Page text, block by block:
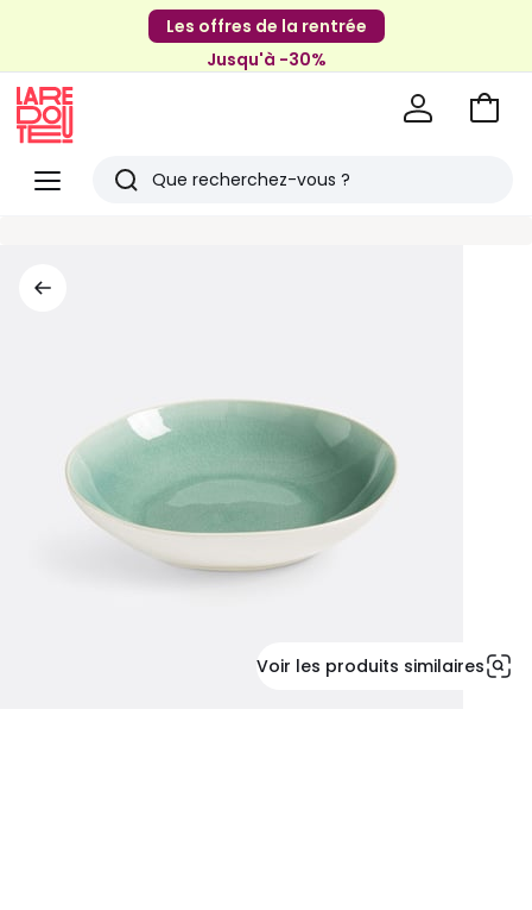
Les offres de la rentrée
Jusqu'à -30%
Menu
Redoute
Rechercher
Aller
Voir les produits similaires